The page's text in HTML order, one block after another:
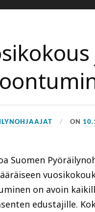
ON
Suomen
on avoin
edustajille.